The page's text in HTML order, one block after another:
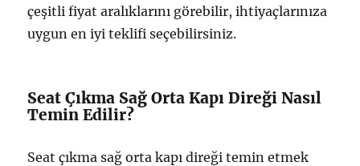
çeşitli fiyat aralıklarını görebilir, ihtiyaçlarınıza
uygun en iyi teklifi seçebilirsiniz.
Seat Çıkma Sağ Orta Kapı Direği Nasıl
Temin Edilir?
Seat çıkma sağ orta kapı direği temin etmek